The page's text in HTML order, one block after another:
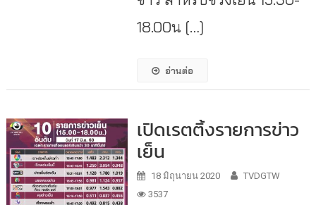
18.00น […]
อ่านต่อ
เปิดเรตติ้งรายการข่าว
เย็น
18 มิถุนายน 2020
TVDGTW
3537